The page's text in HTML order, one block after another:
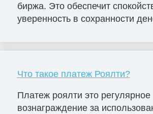
биржа. Это обеспечит
уверенность в сохранности
Что такое платеж Роялти?
Платеж роялти это регулярное
вознаграждение за